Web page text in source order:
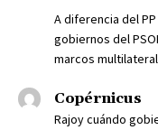
A diferencia del
gobiernos del
marcos
Copérnicus
Rajoy cuándo